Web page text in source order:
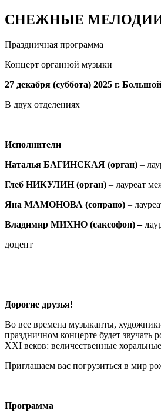
СНЕЖНЫЕ
Праздничная программа
Концерт органной музыки
27 декабря (суббота) 2025 г.
В двух отделениях
Исполнители
Наталья БАГИНСКАЯ (орган) –
Глеб НИКУЛИН (орган) – лауреат
Яна МАМОНОВА (сопрано) –
Владимир МИХНО (саксофон) – л
доцент
Дорогие друзья!
Во все времена музыканты,
праздничном концерте будет
XXI веков: величественные
Приглашаем вас погрузиться в мир
Программа